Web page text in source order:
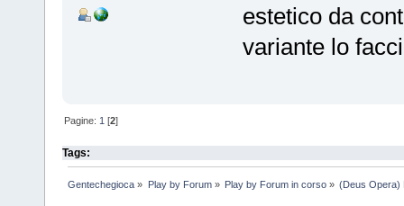
estetico da
variante lo
Pagine: 1 [2]
Tags:
Gentechegioca » Play by Forum» Play by Forum in corso» (Deus Opera)